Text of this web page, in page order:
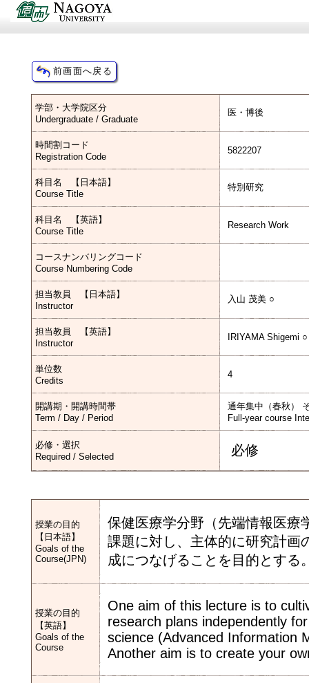
学部・大学院区分
Undergraduate / Graduate
医・博後
時間割コード
Registration Code
5822207
科目名 【日本語】
Course Title
特別研究
科目名 【英語】
Course Title
Research Work
コースナンバリングコード
Course Numbering Code
担当教員 【日本語】
Instructor
入山 茂美 ○
担当教員 【英語】
Instructor
IRIYAMA Shigemi ○
単位数
Credits
4
開講期・開講時間帯
Term / Day / Period
通年集中（春秋）
Full-year course
必修・選択
Required / Selected
必修
授業の目的
【日本語】
Goals of the
Course(JPN)
保健医療学分野（先端情報医療
課題に対し、主体的に研究計画
成につなげることを目的とする
授業の目的
【英語】
Goals of the
Course
One aim of this lecture is to
research plans independently
science (Advanced Information
Another aim is to create your